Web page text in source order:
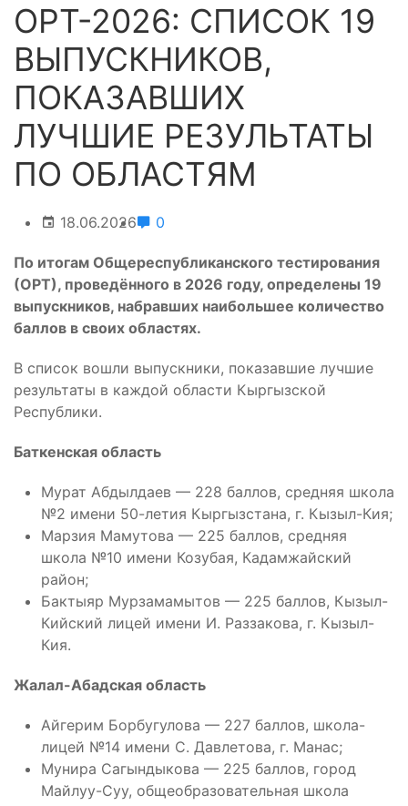
ОРТ-2026: СПИСОК 19
ВЫПУСКНИКОВ,
ПОКАЗАВШИХ
ЛУЧШИЕ РЕЗУЛЬТАТЫ
ПО ОБЛАСТЯМ
18.06.2026 0
По итогам Общереспубликанского тестирования
(ОРТ), проведённого в 2026 году, определены 19
выпускников, набравших наибольшее количество
баллов в своих областях.
В список вошли выпускники, показавшие лучшие
результаты в каждой области Кыргызской
Республики.
Баткенская область
Мурат Абдылдаев — 228 баллов, средняя школа
№2 имени 50-летия Кыргызстана, г. Кызыл-Кия;
Марзия Мамутова — 225 баллов, средняя
школа №10 имени Козубая, Кадамжайский
район;
Бактыяр Мурзамамытов — 225 баллов, Кызыл-
Кийский лицей имени И. Раззакова, г. Кызыл-
Кия.
Жалал-Абадская область
Айгерим Борбугулова — 227 баллов, школа-
лицей №14 имени С. Давлетова, г. Манас;
Мунира Сагындыкова — 225 баллов, город
Майлуу-Суу, общеобразовательная школа